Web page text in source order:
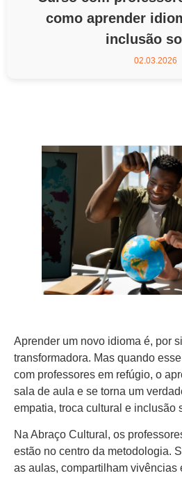
como aprender
inclusão
02.03.2026
Aprender um novo idioma é, por
transformadora. Mas quando
com professores em refúgio, o
sala de aula e se torna um
empatia, troca cultural e inclusão
Na Abraço Cultural, os
estão no centro da metodologia.
as aulas, compartilham vivências